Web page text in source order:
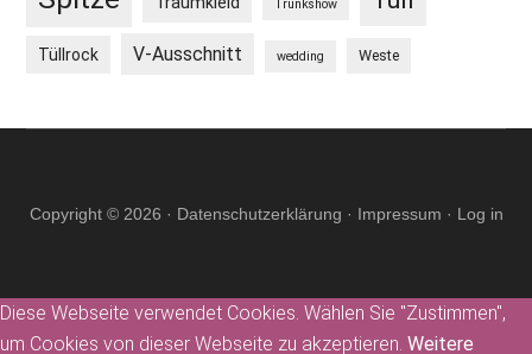
Trunkshow
Tüllrock V-Ausschnitt wedding Weste
Copyright © 2026 · Datenschutzerklärung · Impressum · Log in
Diese Webseite verwendet Cookies. Wählen Sie "Zustimmen",
um Cookies von dieser Webseite zu akzeptieren. Weitere